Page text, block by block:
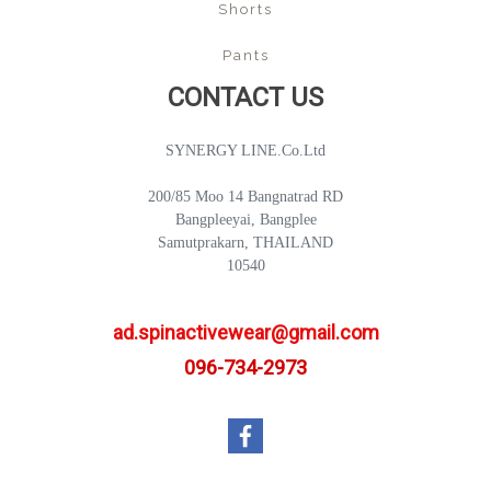
Shorts
Pants
CONTACT US
SYNERGY LINE.Co.Ltd
200/85 Moo 14 Bangnatrad RD
Bangpleeyai, Bangplee
Samutprakarn, THAILAND
10540
ad.spinactivewear@gmail.com
096-734-2973